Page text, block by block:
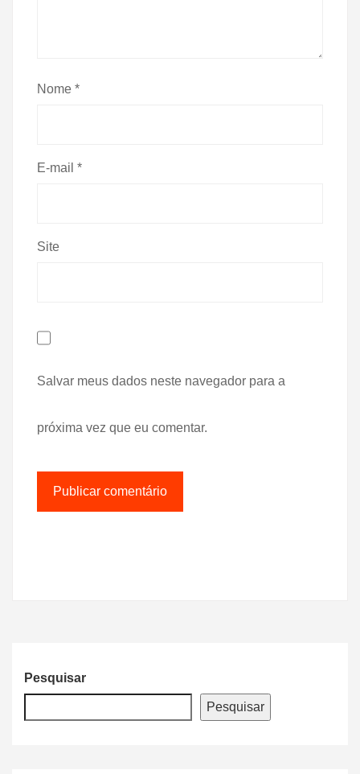
Nome *
E-mail *
Site
Salvar meus dados neste navegador para a
próxima vez que eu comentar.
Pesquisar
Pesquisar